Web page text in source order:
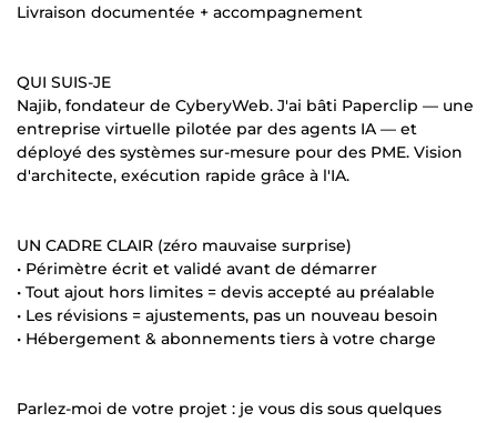
Livraison documentée + accompagnement
QUI SUIS-JE
Najib, fondateur de CyberyWeb. J'ai bâti Paperclip — une
entreprise virtuelle pilotée par des agents IA — et
déployé des systèmes sur-mesure pour des PME. Vision
d'architecte, exécution rapide grâce à l'IA.
UN CADRE CLAIR (zéro mauvaise surprise)
• Périmètre écrit et validé avant de démarrer
• Tout ajout hors limites = devis accepté au préalable
• Les révisions = ajustements, pas un nouveau besoin
• Hébergement & abonnements tiers à votre charge
Parlez-moi de votre projet : je vous dis sous quelques